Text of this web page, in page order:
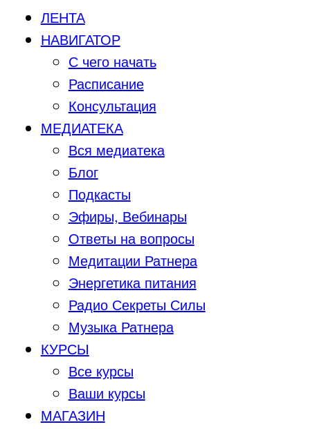
ЛЕНТА
НАВИГАТОР
С чего начать
Расписание
Консультация
МЕДИАТЕКА
Вся медиатека
Блог
Подкасты
Эфиры, Вебинары
Ответы на вопросы
Медитации Ратнера
Энергетика питания
Радио Секреты Силы
Музыка Ратнера
КУРСЫ
Все курсы
Ваши курсы
МАГАЗИН